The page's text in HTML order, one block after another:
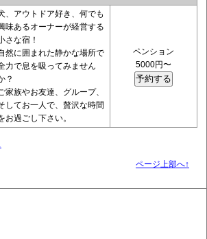
、アウトドア好き、何でも
味あるオーナーが経営する
さな宿！
然に囲まれた静かな場所で
力で息を吸ってみません
？
家族やお友達、グループ、
してお一人で、贅沢な時間
お過ごし下さい。
ペンション
5000円〜
ページ上部へ↑